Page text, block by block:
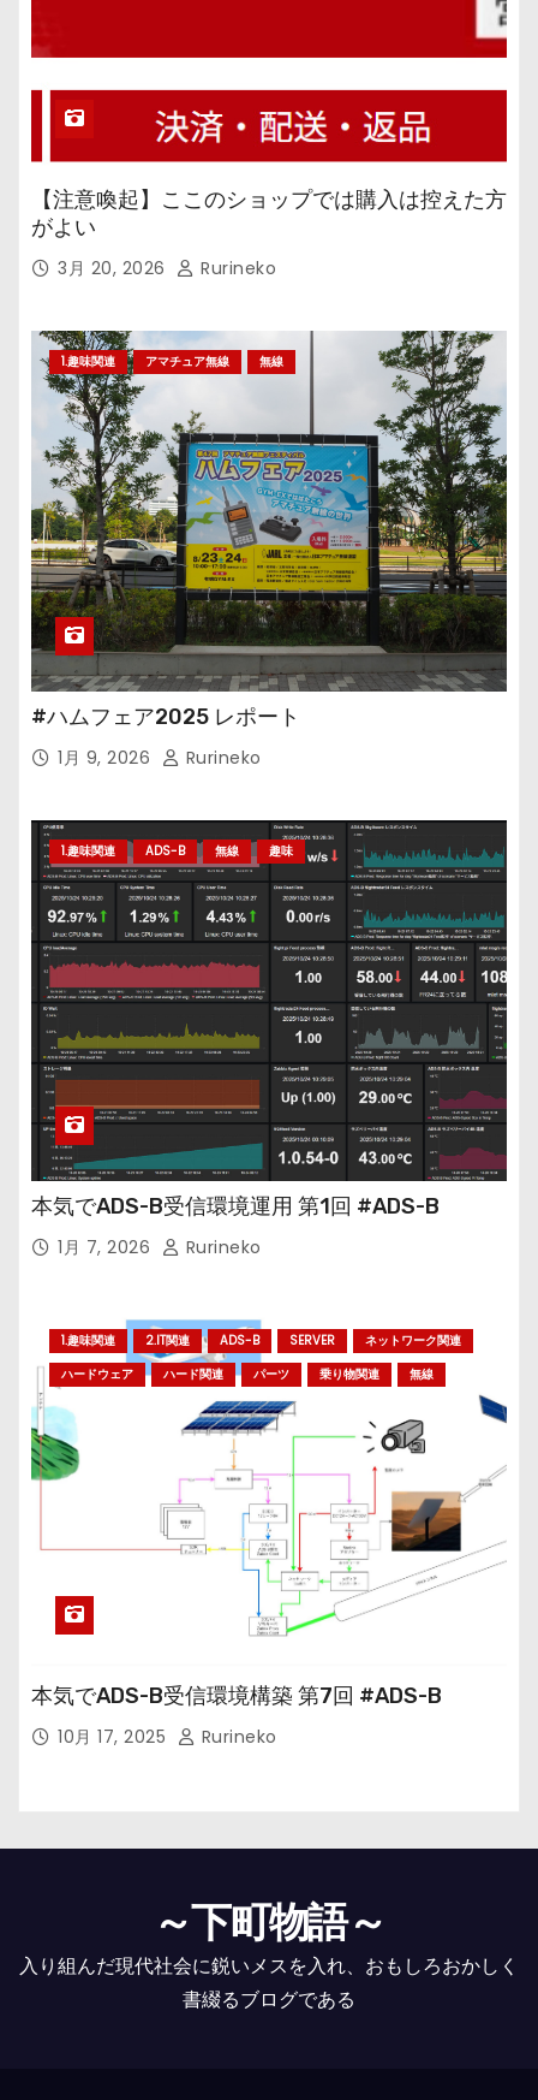
【注意喚起】ここのショップでは購入は控えた方
がよい
3月 20, 2026 Rurineko
1.趣味関連 アマチュア無線 無線
#ハムフェア2025 レポート
1月 9, 2026 Rurineko
1.趣味関連 ADS-B 無線 趣味
本気でADS-B受信環境運用 第1回 #ADS-B
1月 7, 2026 Rurineko
1.趣味関連 2.IT関連 ADS-B SERVER
ネットワーク関連
ハードウェア
ハード関連 パーツ 乗り物関連 無線
本気でADS-B受信環境構築 第7回 #ADS-B
10月 17, 2025 Rurineko
～下町物語～
入り組んだ現代社会に鋭いメスを入れ、おもしろおかしく
書綴るブログである